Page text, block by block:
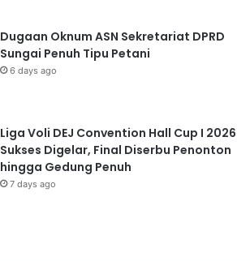
Dugaan Oknum ASN Sekretariat DPRD
Sungai Penuh Tipu Petani
6 days ago
Liga Voli DEJ Convention Hall Cup I 2026
Sukses Digelar, Final Diserbu Penonton
hingga Gedung Penuh
7 days ago